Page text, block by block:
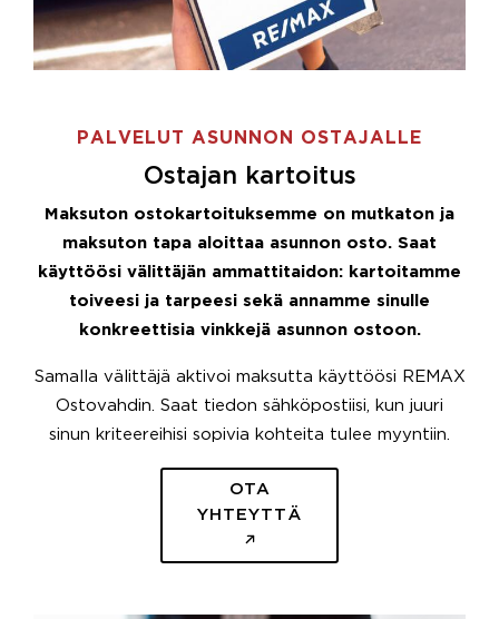
PALVELUT ASUNNON OSTAJALLE
Ostajan kartoitus
Maksuton ostokartoituksemme on mutkaton ja
maksuton tapa aloittaa asunnon osto. Saat
käyttöösi välittäjän ammattitaidon: kartoitamme
toiveesi ja tarpeesi sekä annamme sinulle
konkreettisia vinkkejä asunnon ostoon.
Samalla välittäjä aktivoi maksutta käyttöösi REMAX
Ostovahdin. Saat tiedon sähköpostiisi, kun juuri
sinun kriteereihisi sopivia kohteita tulee myyntiin.
OTA
YHTEYTTÄ